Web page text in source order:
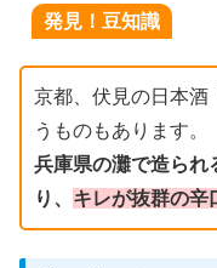
発見！豆知識
京都、伏見の日本酒
うものもあります。
兵庫県の灘で造られ
り、 キレが抜群の辛